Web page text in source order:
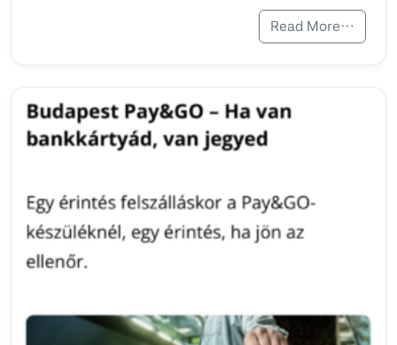
Read More…